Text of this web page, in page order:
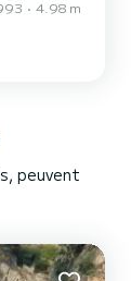
d'avoir
4.98 m
peuvent